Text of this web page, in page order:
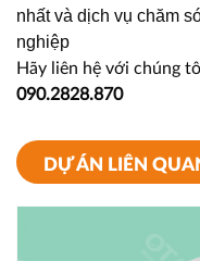
nhất và dịch vụ chăm
nghiệp
Hãy liên hệ với chúng
090.2828.870
DỰ ÁN LIÊN